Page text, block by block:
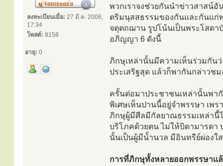
ลงทะเบียนเมื่อ: 27 มี.ค. 2006,
17:34
โพสต์: 8158
อายุ: 0
พวกเราจงช่วยกันนำข่าวสาสน์
ตริมนุสสธรรมของกันและกันแ
จตุตถฌาน รูปโน้นเป็นพระโสดา
อภิญญา 6 ดังนี้
ภิกษุเหล่านั้นมีความเห็นร่วมกัน
ประเสริฐสุด แล้วก็พากันกล่าว
ครั้นต่อมาประชาชนเหล่านั้นพา
พิเศษเห็นปานนี้อยู่จำพรรษา เพ
ภิกษุผู้มีศีลมีกัลยาณธรรมเหล่านี้
บริโภคด้วยตน ไม่ให้บิดามารดา
นั้นเป็นผู้มีน้ำนวล มีอินทรีย์ผ่อง
การที่ภิกษุทั้งหลายออกพรรษาแ